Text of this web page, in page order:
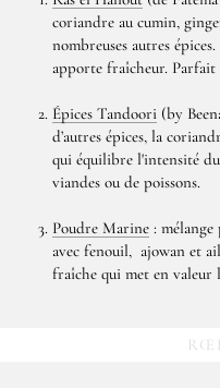
coriandre au cumin,
nombreuses autres
apporte fraîcheur. Parfait
Épices Tandoori (by
d’autres épices, la
qui équilibre l'intensité
viandes ou de poissons.
Poudre Marine :
avec fenouil, ajowan et
fraîche qui met en valeur